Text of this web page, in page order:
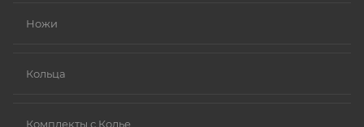
Ножи
Кольца
Комплекты с Колье